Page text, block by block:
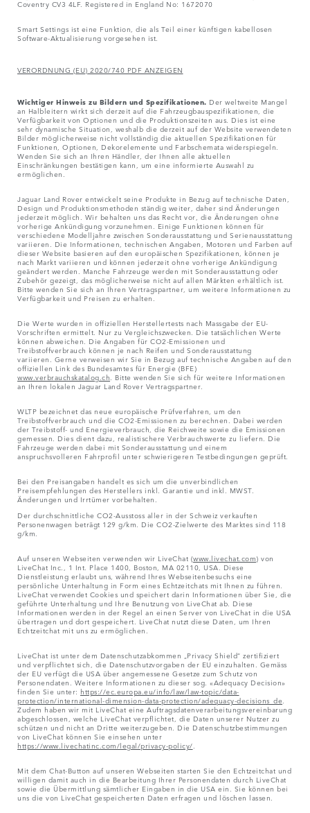
Coventry CV3 4LF. Registered in England No: 1672070
Smart Settings ist eine Funktion, die als Teil einer künftigen kabellosen
Software-Aktualisierung vorgesehen ist.
VERORDNUNG (EU) 2020/740 PDF ANZEIGEN
Wichtiger Hinweis zu Bildern und Spezifikationen. Der weltweite Mangel
an Halbleitern wirkt sich derzeit auf die Fahrzeugbauspezifikationen, die
Verfügbarkeit von Optionen und die Produktionszeiten aus. Dies ist eine
sehr dynamische Situation, weshalb die derzeit auf der Website verwendeten
Bilder möglicherweise nicht vollständig die aktuellen Spezifikationen für
Funktionen, Optionen, Dekorelemente und Farbschemata widerspiegeln.
Wenden Sie sich an Ihren Händler, der Ihnen alle aktuellen
Einschränkungen bestätigen kann, um eine informierte Auswahl zu
ermöglichen.
Jaguar Land Rover entwickelt seine Produkte in Bezug auf technische Daten,
Design und Produktionsmethoden ständig weiter, daher sind Änderungen
jederzeit möglich. Wir behalten uns das Recht vor, die Änderungen ohne
vorherige Ankündigung vorzunehmen. Einige Funktionen können für
verschiedene Modelljahre zwischen Sonderausstattung und Serienausstattung
variieren. Die Informationen, technischen Angaben, Motoren und Farben auf
dieser Website basieren auf den europäischen Spezifikationen, können je
nach Markt variieren und können jederzeit ohne vorherige Ankündigung
geändert werden. Manche Fahrzeuge werden mit Sonderausstattung oder
Zubehör gezeigt, das möglicherweise nicht auf allen Märkten erhältlich ist.
Bitte wenden Sie sich an Ihren Vertragspartner, um weitere Informationen zu
Verfügbarkeit und Preisen zu erhalten.
Die Werte wurden in offiziellen Herstellertests nach Massgabe der EU-
Vorschriften ermittelt. Nur zu Vergleichszwecken. Die tatsächlichen Werte
können abweichen. Die Angaben für CO2-Emissionen und
Treibstoffverbrauch können je nach Reifen und Sonderausstattung
variieren. Gerne verweisen wir Sie in Bezug auf technische Angaben auf den
offiziellen Link des Bundesamtes für Energie (BFE)
www.verbrauchskatalog.ch . Bitte wenden Sie sich für weitere Informationen
an Ihren lokalen Jaguar Land Rover Vertragspartner.
WLTP bezeichnet das neue europäische Prüfverfahren, um den
Treibstoffverbrauch und die CO2-Emissionen zu berechnen. Dabei werden
der Treibstoff- und Energieverbrauch, die Reichweite sowie die Emissionen
gemessen. Dies dient dazu, realistischere Verbrauchswerte zu liefern. Die
Fahrzeuge werden dabei mit Sonderausstattung und einem
anspruchsvolleren Fahrprofil unter schwierigeren Testbedingungen geprüft.
Bei den Preisangaben handelt es sich um die unverbindlichen
Preisempfehlungen des Herstellers inkl. Garantie und inkl. MWST.
Änderungen und Irrtümer vorbehalten.
Der durchschnittliche CO2-Ausstoss aller in der Schweiz verkauften
Personenwagen beträgt 129 g/km. Die CO2-Zielwerte des Marktes sind 118
g/km.
Auf unseren Webseiten verwenden wir LiveChat (www.livechat.com) von
LiveChat Inc., 1 Int. Place 1400, Boston, MA 02110, USA. Diese
Dienstleistung erlaubt uns, während Ihres Webseitenbesuchs eine
persönliche Unterhaltung in Form eines Echtzeitchats mit Ihnen zu führen.
LiveChat verwendet Cookies und speichert darin Informationen über Sie, die
geführte Unterhaltung und Ihre Benutzung von LiveChat ab. Diese
Informationen werden in der Regel an einen Server von LiveChat in die USA
übertragen und dort gespeichert. LiveChat nutzt diese Daten, um Ihren
Echtzeitchat mit uns zu ermöglichen.
LiveChat ist unter dem Datenschutzabkommen „Privacy Shield“ zertifiziert
und verpflichtet sich, die Datenschutzvorgaben der EU einzuhalten. Gemäss
der EU verfügt die USA über angemessene Gesetze zum Schutz von
Personendaten. Weitere Informationen zu dieser sog. «Adequacy Decision»
finden Sie unter: https://ec.europa.eu/info/law/law-topic/data-
protection/international-dimension-data-protection/adequacy-decisions_de
Zudem haben wir mit LiveChat eine Auftragsdatenverarbeitungsvereinbarung
abgeschlossen, welche LiveChat verpflichtet, die Daten unserer Nutzer zu
schützen und nicht an Dritte weiterzugeben. Die Datenschutzbestimmungen
von LiveChat können Sie einsehen unter
https://www.livechatinc.com/legal/privacy-policy/
Mit dem Chat-Button auf unseren Webseiten starten Sie den Echtzeitchat und
willigen damit auch in die Bearbeitung Ihrer Personendaten durch LiveChat
sowie die Übermittlung sämtlicher Eingaben in die USA ein. Sie können bei
uns die von LiveChat gespeicherten Daten erfragen und löschen lassen.